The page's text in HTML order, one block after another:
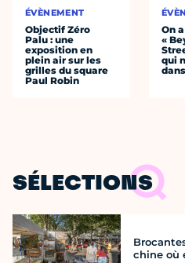
ÉVÈNEMENT
Objectif Zéro
Palu : une
exposition en
plein air sur les
grilles du square
Paul Robin
On
«
qui
SÉLECTIONS
chine où